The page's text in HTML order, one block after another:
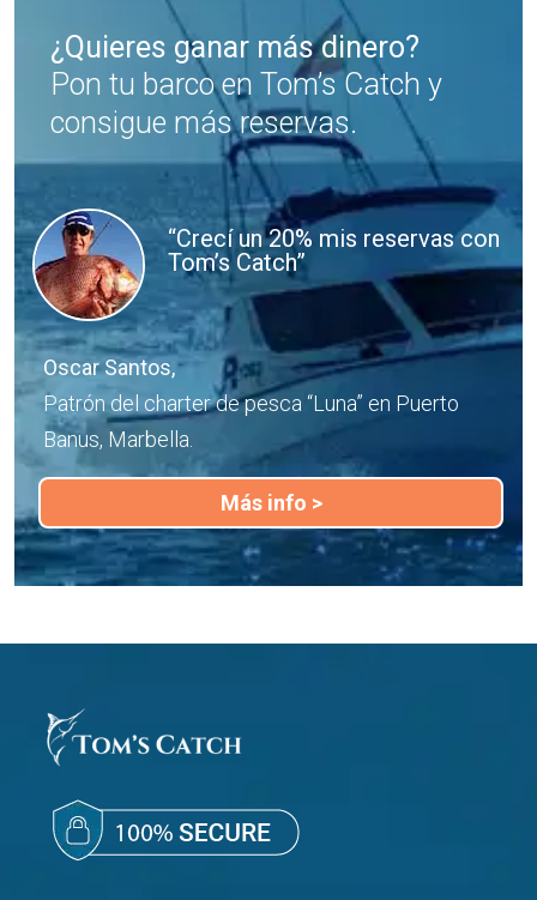
¿Quieres ganar más dinero?
Pon tu barco en Tom’s Catch y
consigue más reservas.
“Crecí un 20% mis reservas con
Tom’s Catch”
Oscar Santos,
Patrón del charter de pesca “Luna” en Puerto
Banus, Marbella.
Más info >